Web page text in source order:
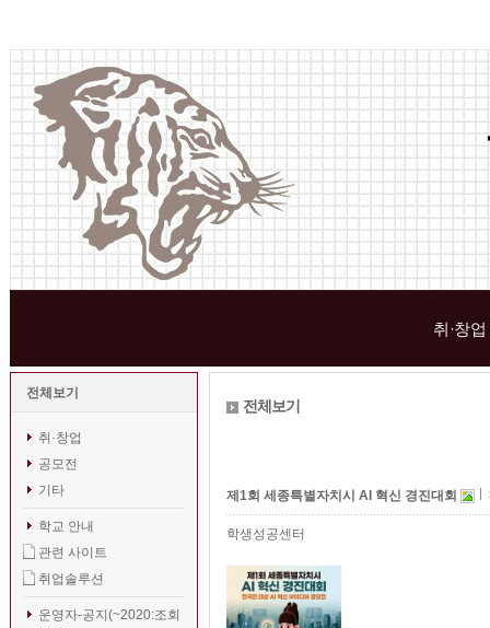
취·창업
전체보기
취·창업
공모전
기타
학교 안내
관련 사이트
취업솔루션
운영자-공지(~2020:조회
전체보기
제1회 세종특별자치시 AI 혁신 경진대회
학생성공센터